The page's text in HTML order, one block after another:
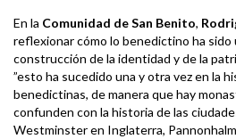
En la Comunidad de San Benito,
reflexionar cómo lo benedictino ha
construcción de la identidad y de la
”esto ha sucedido una y otra vez en la
benedictinas, de manera que hay
confunden con la historia de las
Westminster en Inglaterra,